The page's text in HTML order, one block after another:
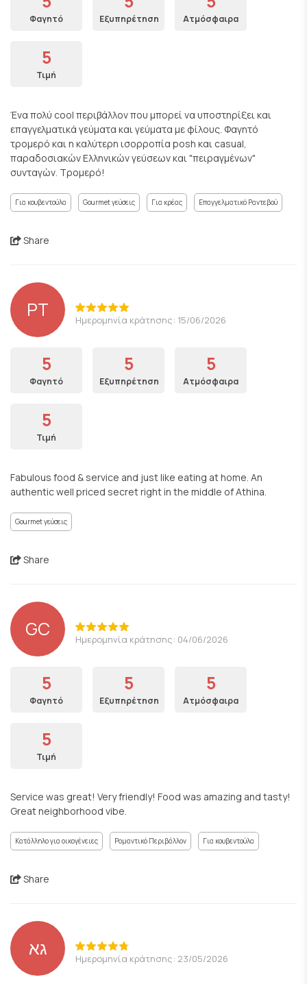
Φαγητό Εξυπηρέτηση Ατμόσφαιρα
5
Τιμή
Ένα πολύ cool περιβάλλον που μπορεί να υποστηρίξει και
επαγγελματικά γεύματα και γεύματα με φίλους. Φαγητό
τρομερό και η καλύτερη ισορροπία posh και casual,
παραδοσιακών Ελληνικών γεύσεων και "πειραγμένων"
συνταγών. Τρομερό!
Για κουβεντούλα Gourmet γεύσεις Για κρέας Επαγγελματικό Ραντεβού
Share
PT Ημερομηνία κράτησης: 15/06/2026
5
Φαγητό
5
Εξυπηρέτηση
5
Ατμόσφαιρα
5
Τιμή
Fabulous food & service and just like eating at home. An
authentic well priced secret right in the middle of Athina.
Gourmet γεύσεις
Share
GC Ημερομηνία κράτησης: 04/06/2026
5
Φαγητό
5
Εξυπηρέτηση
5
Ατμόσφαιρα
5
Τιμή
Service was great! Very friendly! Food was amazing and tasty!
Great neighborhood vibe.
Κατάλληλο για οικογένειες Ρομαντικό Περιβάλλον Για κουβεντούλα
Share
גא Ημερομηνία κράτησης: 23/05/2026